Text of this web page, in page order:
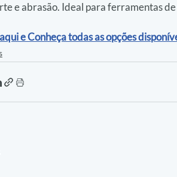
e abrasão. Ideal para ferramentas
e Conheça todas as opções